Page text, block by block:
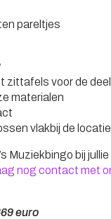
pareltjes
zittafels voor de
materialen
vlakbij de locatie
Muziekbingo bij
nog contact met
euro